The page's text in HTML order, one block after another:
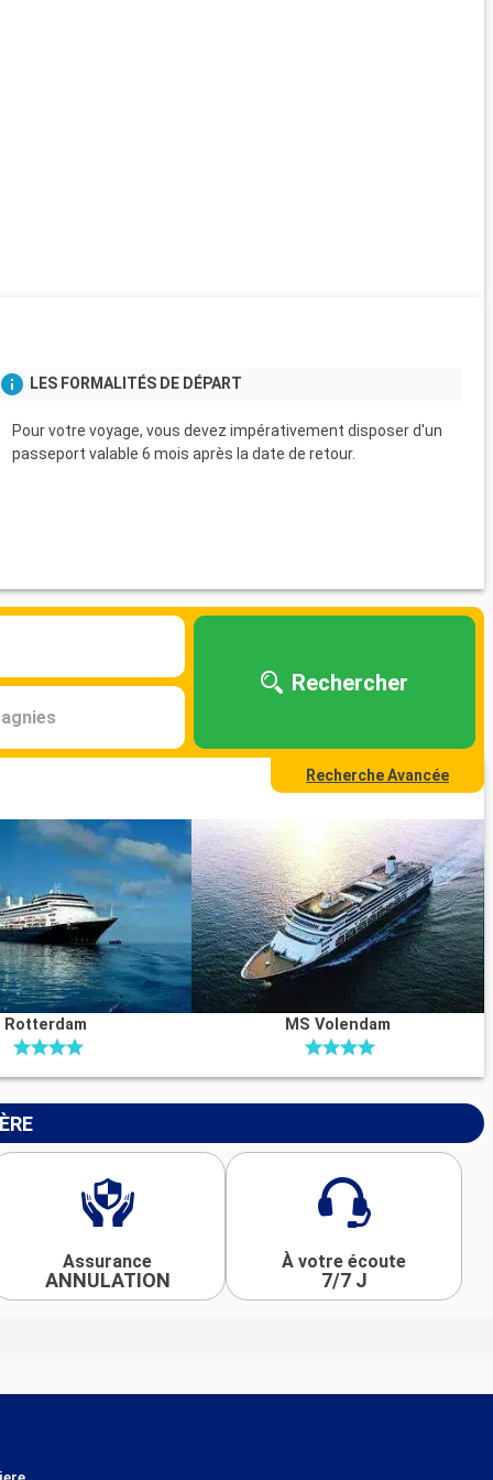
LES FORMALITÉS DE DÉPART
Pour votre voyage, vous devez impérativement disposer d'un
passeport valable 6 mois après la date de retour.
Rechercher
Recherche Avancée
Rotterdam MS Volendam
Assurance
ANNULATION
À votre écoute
7/7 J